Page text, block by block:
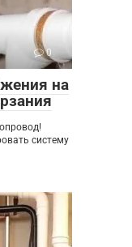
0
на
систему